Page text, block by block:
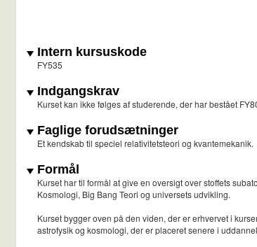
Intern kursuskode
FY535
Indgangskrav
Kurset kan ikke følges af studerende, der har bestået
Faglige forudsætninger
Et kendskab til speciel relativitetsteori og kvantemekanik.
Formål
Kurset har til formål at give en oversigt over stoffets
Kosmologi, Big Bang Teori og universets udvikling.
Kurset bygger oven på den viden, der er erhvervet i
astrofysik og kosmologi, der er placeret senere i